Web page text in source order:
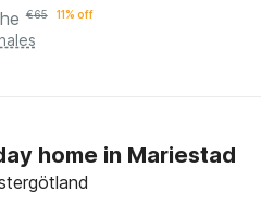
€65 11% off
home in Mariestad